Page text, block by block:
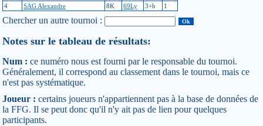
4
SAG Alexandre 8K 69Ly 3+b 1
Chercher un autre tournoi :
Notes sur le tableau de résultats:
Num : ce numéro nous est fourni par le responsable du tournoi.
Généralement, il correspond au classement dans le tournoi, mais ce
n'est pas systématique.
Joueur : certains joueurs n'appartiennent pas à la base de données de
la FFG. Il se peut donc qu'il n'y ait pas de lien pour quelques
participants.